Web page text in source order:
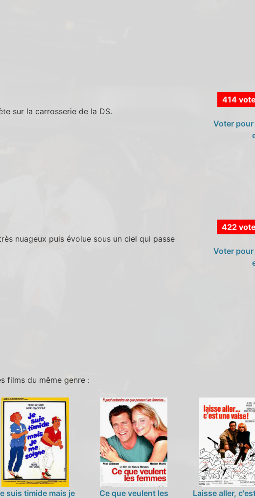
sur la carrosserie de la DS.
414
Voter
nuageux puis évolue sous un ciel qui passe
422
Voter
films du même genre :
suis timide mais je Ce que veulent les Laisse aller,